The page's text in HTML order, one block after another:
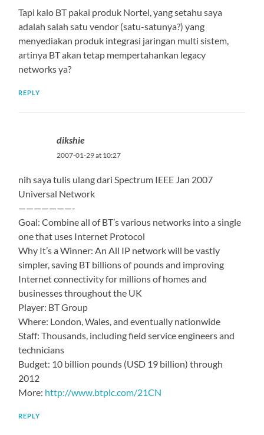
Tapi kalo BT pakai produk Nortel, yang setahu saya
adalah salah satu vendor (satu-satunya?) yang
menyediakan produk integrasi jaringan multi sistem,
artinya BT akan tetap mempertahankan legacy
networks ya?
REPLY
dikshie
2007-01-29 at 10:27
nih saya tulis ulang dari Spectrum IEEE Jan 2007
Universal Network
———————-
Goal: Combine all of BT’s various networks into a single
one that uses Internet Protocol
Why It’s a Winner: An All IP network will be vastly
simpler, saving BT billions of pounds and improving
Internet connectivity for millions of homes and
businesses throughout the UK
Player: BT Group
Where: London, Wales, and eventually nationwide
Staff: Thousands, including field service engineers and
technicians
Budget: 10 billion pounds (USD 19 billion) through
2012
More: http://www.btplc.com/21CN
REPLY